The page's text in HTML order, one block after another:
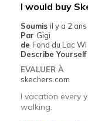
I would buy
Soumis il y a 2 ans
Par Gigi
de Fond du Lac WI
Describe Yourself
EVALUER À
skechers.com
I vacation every
walking.